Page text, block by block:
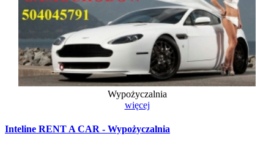
Wypożyczalnia
więcej
Inteline RENT A CAR - Wypożyczalnia